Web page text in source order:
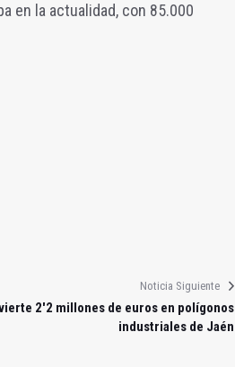
en la actualidad, con 85.000
Noticia Siguiente
2'2 millones de euros en polígonos
industriales de Jaén